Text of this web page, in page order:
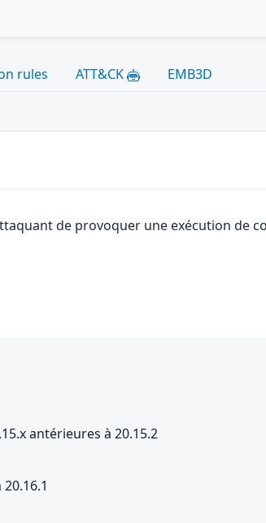
rules ATT&CK EMB3D
de provoquer une exécution de
antérieures à 20.15.2